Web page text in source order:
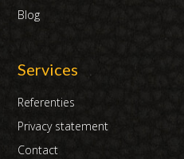
Blog
Services
Referenties
Privacy statement
Contact